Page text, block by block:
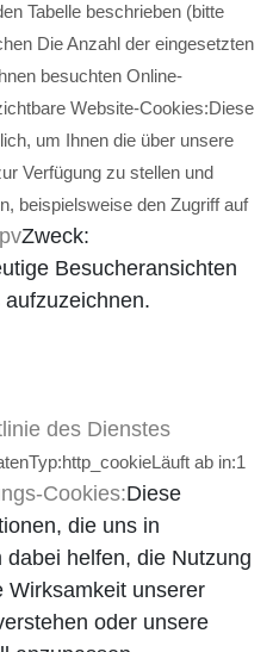
Tabelle beschrieben (bitte
Die Anzahl der eingesetzten
besuchten Online-
Website-Cookies:Diese
um Ihnen die über unsere
Verfügung zu stellen und
beispielsweise den Zugriff auf
Zweck:
Besucheransichten
des Dienstes
Typ:http_cookieLäuft ab in:1
Cookies:Diese
die uns in
helfen, die Nutzung
Wirksamkeit unserer
oder unsere